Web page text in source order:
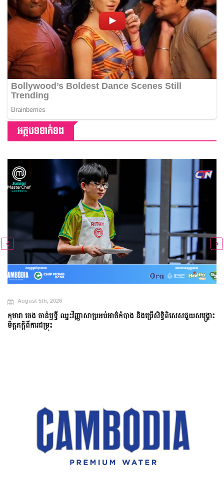
អត្ថបទទាក់ទង
August 5th, 2026
កុមារា ចេង ចាន់ឫទ្ធី ឈ្នះវិញ្ញាសាប្រអប់អាថ៌កំបាង និងប្រើសិទ្ធិពិសេសជួយសង្គ្រោះ
មិត្តភក្តិពីការជម្រុះ